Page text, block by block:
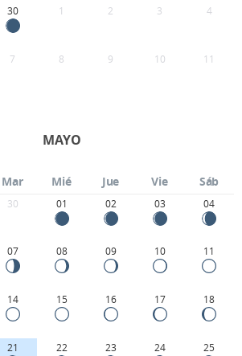
30 1 2 3 4
7 8 9 10 11
MAYO
Mar Mié Jue Vie Sáb
30 01 02 03 04
07 08 09 10 11
14 15 16 17 18
21 22 23 24 25